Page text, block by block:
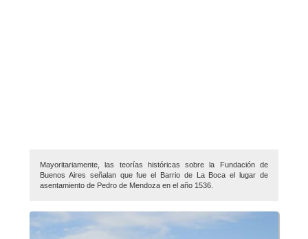
Mayoritariamente, las teorías históricas sobre la Fundación de
Buenos Aires señalan que fue el Barrio de La Boca el lugar de
asentamiento de Pedro de Mendoza en el año 1536.